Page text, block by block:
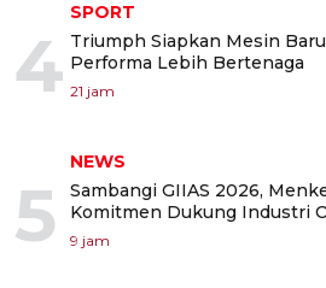
4
SPORT
Triumph Siapkan Mesin
Performa Lebih Bertenaga
21 jam
5
NEWS
Sambangi GIIAS 2026,
Komitmen Dukung Industri
9 jam